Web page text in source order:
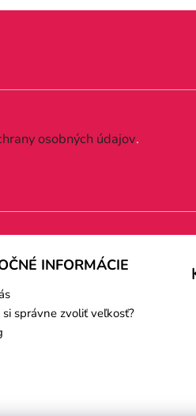
osobných údajov.
INFORMÁCIE
správne zvoliť veľkosť?